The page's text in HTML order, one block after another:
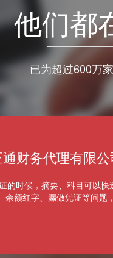
他们都
已为超过600万
、T+，我们100多个店面的